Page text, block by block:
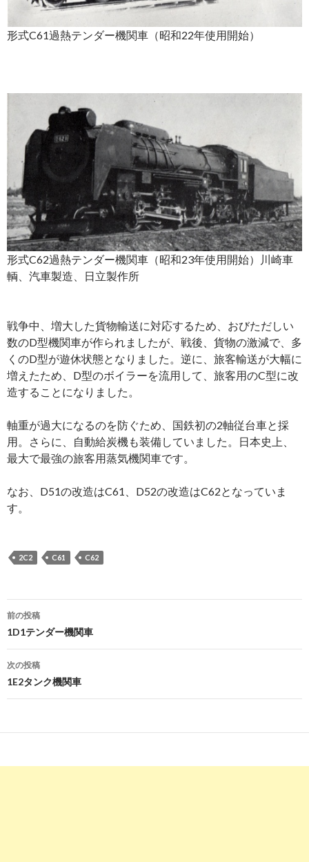
形式C61過熱テンダー機関車（昭和22年使用開始）
形式C62過熱テンダー機関車（昭和23年使用開始）川崎車
輌、汽車製造、日立製作所
戦争中、増大した貨物輸送に対応するため、おびただしい
数のD型機関車が作られましたが、戦後、貨物の激減で、多
くのD型が遊休状態となりました。逆に、旅客輸送が大幅に
増えたため、D型のボイラーを流用して、旅客用のC型に改
造することになりました。
軸重が過大になるのを防ぐため、国鉄初の2軸従台車と採
用。さらに、自動給炭機も装備していました。日本史上、
最大で最強の旅客用蒸気機関車です。
なお、D51の改造はC61、D52の改造はC62となっていま
す。
2C2 C61 C62
投
稿
ナ
ビ
ゲ
ー
前の投稿
1D1テンダー機関車
次の投稿
1E2タンク機関車